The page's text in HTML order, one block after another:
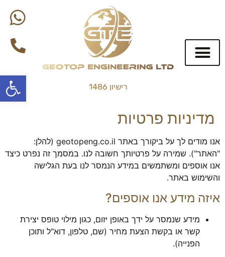
פתח רישיון 1486
מדיניות פרטיות
אנו מודים לך על ביקורך באתר geotopeng.co.il (להלן:
"האתר"). שמירה על פרטיותך חשובה לנו. במסמך זה נפרט כיצד
אנו אוספים ומשתמשים במידע הנמסר לנו בעת הגלישה
והשימוש באתר.
איזה מידע אנו אוספים?
מידע שנמסר על ידך באופן יזום, כגון מילוי טופס יצירת
קשר או בקשת הצעת מחיר (שם, טלפון, דוא"ל ותוכן
הפנייה).
הכרחי
קובצי
Cookie אלו
אינם